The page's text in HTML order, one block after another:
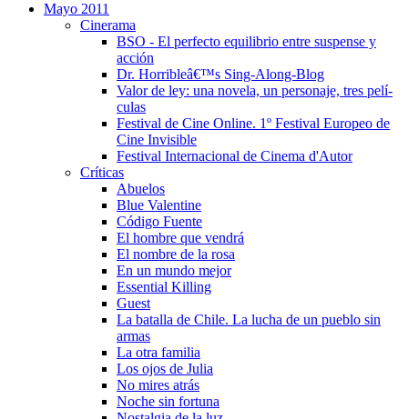
Mayo 2011
Cinerama
BSO - El perfecto equilibrio entre suspense y
acción
Dr. Horribleâ€™s Sing-Along-Blog
Valor de ley: una novela, un personaje, tres pelí­
culas
Festival de Cine Online. 1º Festival Europeo de
Cine Invisible
Festival Internacional de Cinema d'Autor
Crí­ticas
Abuelos
Blue Valentine
Código Fuente
El hombre que vendrá
El nombre de la rosa
En un mundo mejor
Essential Killing
Guest
La batalla de Chile. La lucha de un pueblo sin
armas
La otra familia
Los ojos de Julia
No mires atrás
Noche sin fortuna